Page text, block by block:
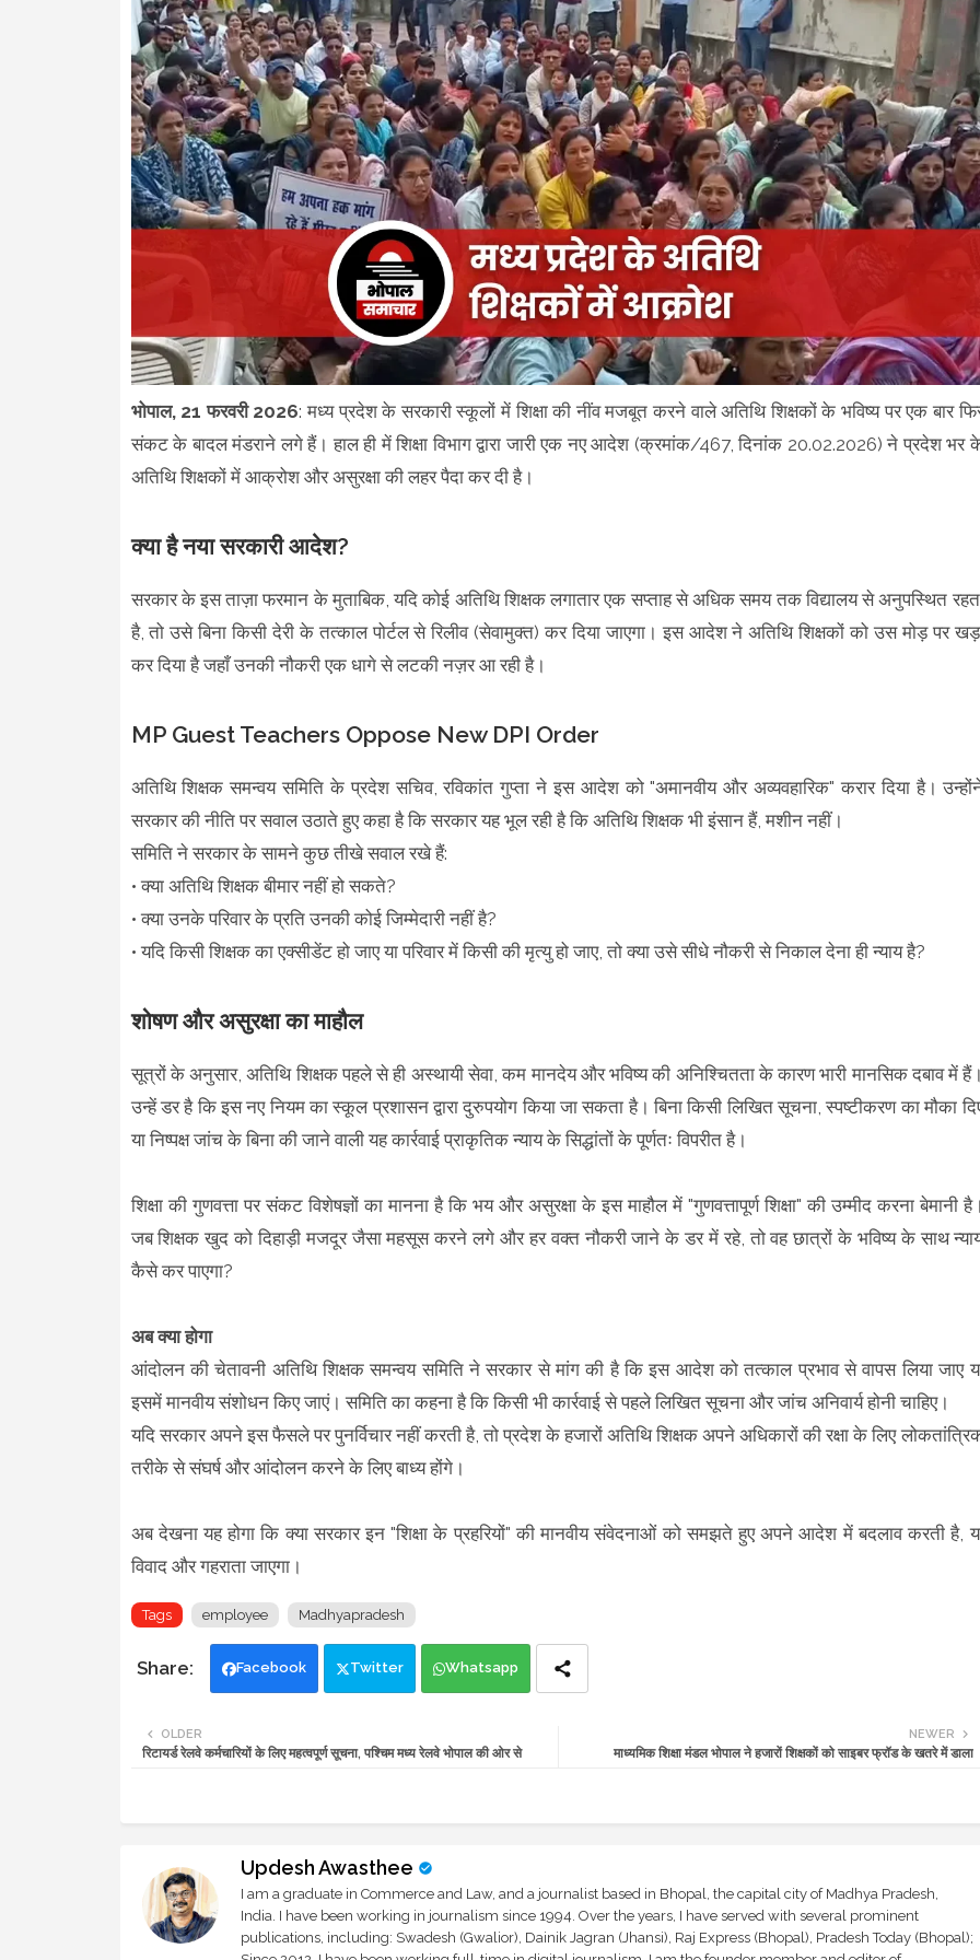
भोपाल, 21 फरवरी 2026: मध्य प्रदेश के सरकारी स्कूलों में शिक्षा की नींव मजबूत करने वाले अतिथि शिक्षकों के भविष्य पर एक बार
संकट के बादल मंडराने लगे हैं। हाल ही में शिक्षा विभाग द्वारा जारी एक नए आदेश (क्रमांक/467, दिनांक 20.02.2026) ने प्रदेश भर
अतिथि शिक्षकों में आक्रोश और असुरक्षा की लहर पैदा कर दी है।
क्या है नया सरकारी आदेश?
सरकार के इस ताज़ा फरमान के मुताबिक, यदि कोई अतिथि शिक्षक लगातार एक सप्ताह से अधिक समय तक विद्यालय से अनुपस्थित
है, तो उसे बिना किसी देरी के तत्काल पोर्टल से रिलीव (सेवामुक्त) कर दिया जाएगा। इस आदेश ने अतिथि शिक्षकों को उस मोड़ पर
कर दिया है जहाँ उनकी नौकरी एक धागे से लटकी नज़र आ रही है।
MP Guest Teachers Oppose New DPI Order
अतिथि शिक्षक समन्वय समिति के प्रदेश सचिव, रविकांत गुप्ता ने इस आदेश को "अमानवीय और अव्यवहारिक" करार दिया है।
सरकार की नीति पर सवाल उठाते हुए कहा है कि सरकार यह भूल रही है कि अतिथि शिक्षक भी इंसान हैं, मशीन नहीं।
समिति ने सरकार के सामने कुछ तीखे सवाल रखे हैं:
• क्या अतिथि शिक्षक बीमार नहीं हो सकते?
• क्या उनके परिवार के प्रति उनकी कोई जिम्मेदारी नहीं है?
• यदि किसी शिक्षक का एक्सीडेंट हो जाए या परिवार में किसी की मृत्यु हो जाए, तो क्या उसे सीधे नौकरी से निकाल देना ही न्याय है?
शोषण और असुरक्षा का माहौल
सूत्रों के अनुसार, अतिथि शिक्षक पहले से ही अस्थायी सेवा, कम मानदेय और भविष्य की अनिश्चितता के कारण भारी मानसिक दबाव में
उन्हें डर है कि इस नए नियम का स्कूल प्रशासन द्वारा दुरुपयोग किया जा सकता है। बिना किसी लिखित सूचना, स्पष्टीकरण का मौका
या निष्पक्ष जांच के बिना की जाने वाली यह कार्रवाई प्राकृतिक न्याय के सिद्धांतों के पूर्णतः विपरीत है।
शिक्षा की गुणवत्ता पर संकट विशेषज्ञों का मानना है कि भय और असुरक्षा के इस माहौल में "गुणवत्तापूर्ण शिक्षा" की उम्मीद करना बेमानी
जब शिक्षक खुद को दिहाड़ी मजदूर जैसा महसूस करने लगे और हर वक्त नौकरी जाने के डर में रहे, तो वह छात्रों के भविष्य के साथ
कैसे कर पाएगा?
अब क्या होगा
आंदोलन की चेतावनी अतिथि शिक्षक समन्वय समिति ने सरकार से मांग की है कि इस आदेश को तत्काल प्रभाव से वापस लिया जाए
इसमें मानवीय संशोधन किए जाएं। समिति का कहना है कि किसी भी कार्रवाई से पहले लिखित सूचना और जांच अनिवार्य होनी चाहिए।
यदि सरकार अपने इस फैसले पर पुनर्विचार नहीं करती है, तो प्रदेश के हजारों अतिथि शिक्षक अपने अधिकारों की रक्षा के लिए
तरीके से संघर्ष और आंदोलन करने के लिए बाध्य होंगे।
अब देखना यह होगा कि क्या सरकार इन "शिक्षा के प्रहरियों" की मानवीय संवेदनाओं को समझते हुए अपने आदेश में बदलाव करती है,
विवाद और गहराता जाएगा।
Tags employee Madhyapradesh
Facebook Twitter Whatsapp
NEWER
माध्यमिक शिक्षा मंडल भोपाल ने हजारों शिक्षकों को साइबर फ्रॉड के खतरे में डाला
OLDER
रिटायर्ड रेलवे कर्मचारियों के लिए महत्वपूर्ण सूचना, पश्चिम मध्य रेलवे भोपाल की ओर से
Updesh Awasthee
I am a graduate in Commerce and Law, and a journalist based in Bhopal, the capital city of Madhya Pradesh,
India. I have been working in journalism since 1994. Over the years, I have served with several prominent
publications, including: Swadesh (Gwalior), Dainik Jagran (Jhansi), Raj Express (Bhopal), Pradesh Today (Bhopal);